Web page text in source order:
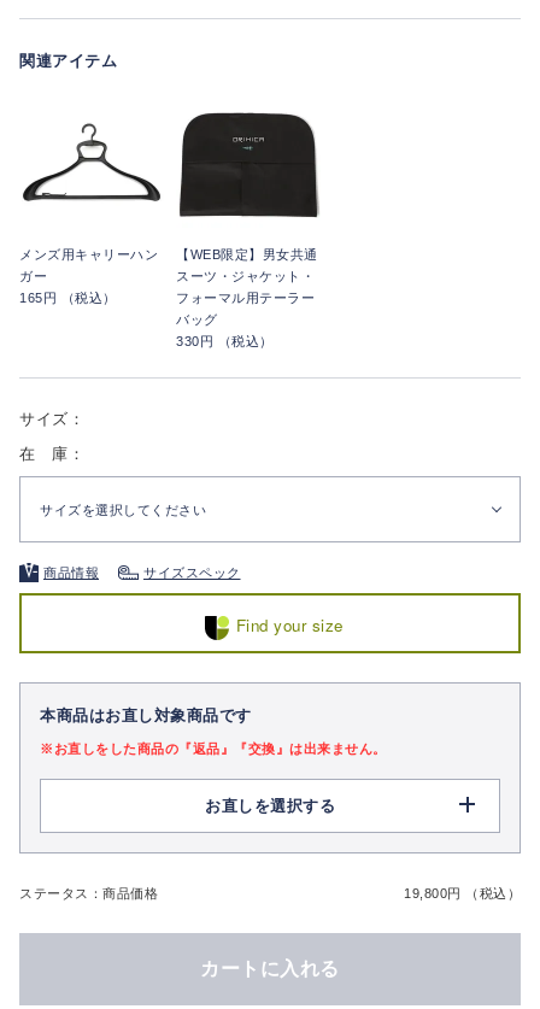
関連アイテム
メンズ用キャリーハン
ガー
165円 （税込）
【WEB限定】男女共通
スーツ・ジャケット・
フォーマル用テーラー
バッグ
330円 （税込）
サイズ：
在 庫：
サイズを選択してください
商品情報 サイズスペック
Find your size
本商品はお直し対象商品です
※お直しをした商品の『返品』『交換』は出来ません。
お直しを選択する
ステータス：商品価格 19,800円 （税込）
カートに入れる